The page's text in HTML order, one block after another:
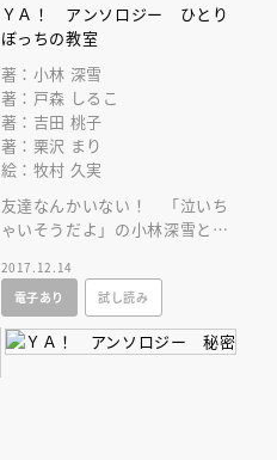
ＹＡ！ アンソロジー ひとり
ぼっちの教室
著：小林 深雪
著：戸森 しるこ
著：吉田 桃子
著：栗沢 まり
絵：牧村 久実
友達なんかいない！ 「泣いち
ゃいそうだよ」の小林深雪と、
が紡ぐアンソロジー！ 絵・牧
村久実
2017.12.14
電子あり
試し読み